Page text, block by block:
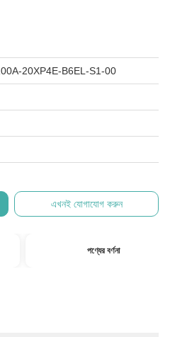
20XP4E-B6EL-S1-00
এখনই যোগাযোগ করুন
পণ্যের বর্ণনা